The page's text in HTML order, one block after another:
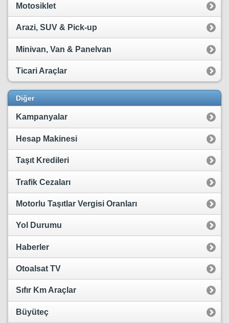
Motosiklet
Arazi, SUV & Pick-up
Minivan, Van & Panelvan
Ticari Araçlar
Diğer
Kampanyalar
Hesap Makinesi
Taşıt Kredileri
Trafik Cezaları
Motorlu Taşıtlar Vergisi Oranları
Yol Durumu
Haberler
Otoalsat TV
Sıfır Km Araçlar
Büyüteç